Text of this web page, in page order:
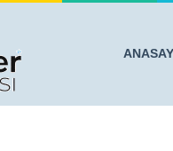
BEBEK DÜNYAYA